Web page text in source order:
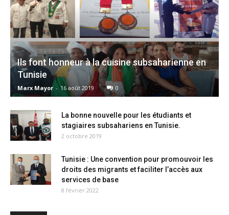
Ils font honneur à la cuisine subsaharienne en
Tunisie
Marx Mayor - 16 août 2019 0
La bonne nouvelle pour les étudiants et
stagiaires subsahariens en Tunisie.
2 octobre 2019
Tunisie : Une convention pour promouvoir les
droits des migrants et faciliter l’accès aux
services de base
8 février 2022